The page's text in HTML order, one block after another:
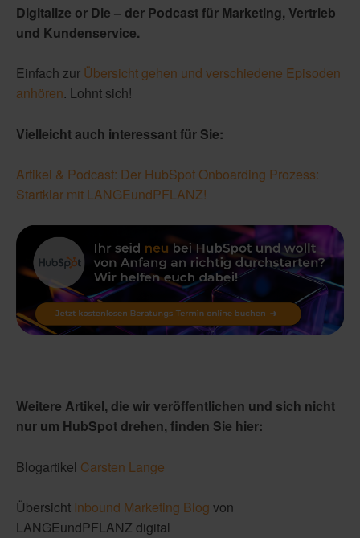
Digitalize or Die – der Podcast für Marketing, Vertrieb
und Kundenservice.
Einfach zur Übersicht gehen und verschiedene Episoden
anhören. Lohnt sich!
Vielleicht auch interessant für Sie:
Artikel & Podcast: Der HubSpot Onboarding Prozess:
Startklar mit LANGEundPFLANZ!
Weitere Artikel, die wir veröffentlichen und sich nicht
nur um HubSpot drehen, finden Sie hier:
Blogartikel Carsten Lange
Übersicht Inbound Marketing Blog von
LANGEundPFLANZ digital